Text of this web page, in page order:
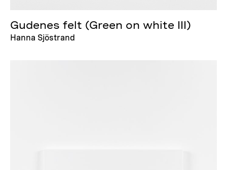
Gudenes felt (Green on white III)
Hanna Sjöstrand